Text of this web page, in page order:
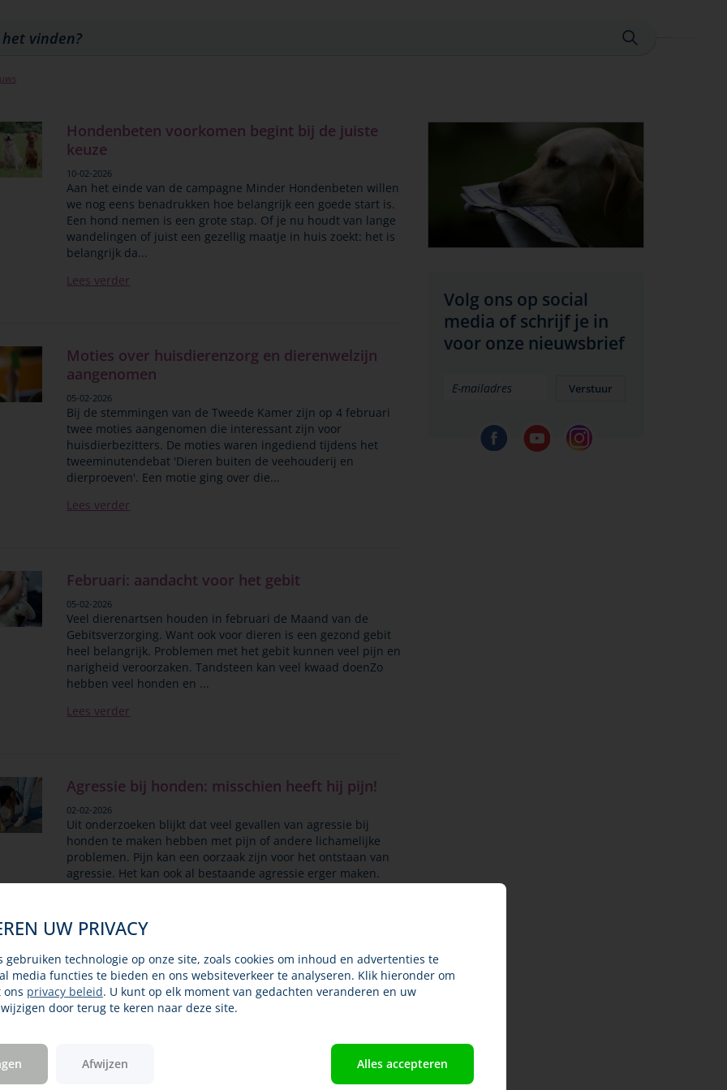
Hondenbeten voorkomen begint bij de juiste
keuze
10-02-2026
Aan het einde van de campagne Minder Hondenbeten willen
we nog eens benadrukken hoe belangrijk een goede start is.
Een hond nemen is een grote stap. Of je nu houdt van lange
wandelingen of juist een gezellig maatje in huis zoekt: het is
belangrijk da...
Lees verder
Moties over huisdierenzorg en dierenwelzijn
aangenomen
05-02-2026
Bij de stemmingen van de Tweede Kamer zijn op 4 februari
twee moties aangenomen die interessant zijn voor
huisdierbezitters. De moties waren ingediend tijdens het
tweeminutendebat 'Dieren buiten de veehouderij en
dierproeven'. Een motie ging over die...
Lees verder
Februari: aandacht voor het gebit
05-02-2026
Veel dierenartsen houden in februari de Maand van de
Gebitsverzorging. Want ook voor dieren is een gezond gebit
heel belangrijk. Problemen met het gebit kunnen veel pijn en
narigheid veroorzaken. Tandsteen kan veel kwaad doenZo
hebben veel honden en ...
Lees verder
Agressie bij honden: misschien heeft hij pijn!
02-02-2026
Uit onderzoeken blijkt dat veel gevallen van agressie bij
honden te maken hebben met pijn of andere lichamelijke
problemen. Pijn kan een oorzaak zijn voor het ontstaan van
agressie. Het kan ook al bestaande agressie erger maken.
Kortsnuitige puppy’s gezocht voor onderzoek
naar schedelontwikkeling
Honden met een korte snuit zijn al jaren populair. Maar een
té korte snuit kan gezondheidsproblemen geven. Het
Expertisecentrum Genetica Diergeneeskunde van de
Volg ons op social
media of schrijf je in
voor onze nieuwsbrief
Verstuur
UW PRIVACY
gebruiken technologie op onze site, zoals cookies om inhoud en advertenties te
media functies te bieden en ons websiteverkeer te analyseren. Klik hieronder om
ons privacy beleid. U kunt op elk moment van gedachten veranderen en uw
door terug te keren naar deze site.
Alles accepteren
Afwijzen